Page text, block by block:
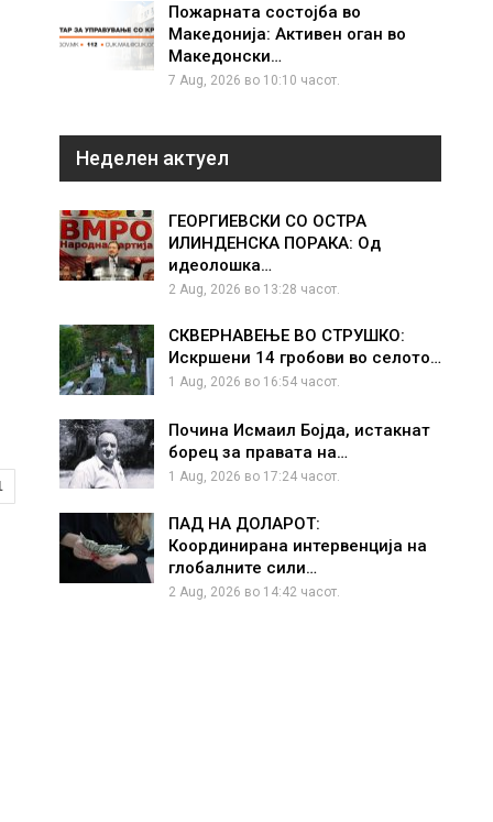
Пожарната состојба во
Македонија: Активен оган во
Македонски…
7 Aug, 2026 во 10:10 часот.
Неделен актуел
ГЕОРГИЕВСКИ СО ОСТРА
ИЛИНДЕНСКА ПОРАКА: Од
идеолошка…
2 Aug, 2026 во 13:28 часот.
СКВЕРНАВЕЊЕ ВО СТРУШКО:
Искршени 14 гробови во селото…
1 Aug, 2026 во 16:54 часот.
Почина Исмаил Бојда, истакнат
борец за правата на…
1 Aug, 2026 во 17:24 часот.
ПАД НА ДОЛАРОТ:
Координирана интервенција на
глобалните сили…
2 Aug, 2026 во 14:42 часот.